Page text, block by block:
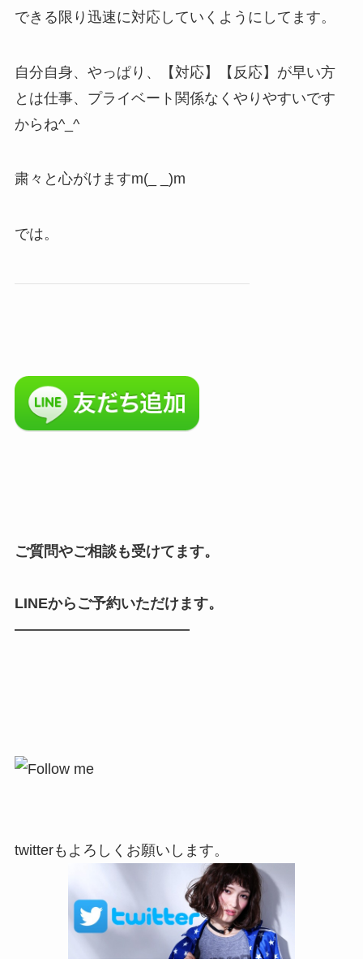
できる限り迅速に対応していくようにしてます。
自分自身、やっぱり、【対応】【反応】が早い方
とは仕事、プライベート関係なくやりやすいです
からね^_^
粛々と心がけますm(_ _)m
では。
ご質問やご相談も受けてます。
LINEからご予約いただけます。
————————————
twitterもよろしくお願いします。